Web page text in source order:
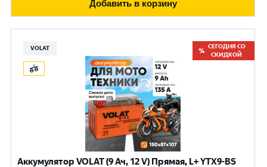
Добавить в корзину
VOLAT
СЕГОДНЯ СО
СКИДКОЙ
Аккумулятор VOLAT (9 Ач, 12 V) Прямая, L+ YTX9-BS